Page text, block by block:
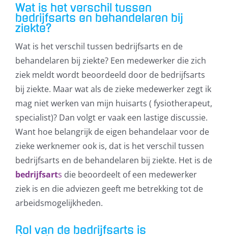
Wat is het verschil tussen
bedrijfsarts en behandelaren bij
ziekte?
Wat is het verschil tussen bedrijfsarts en de
behandelaren bij ziekte? Een medewerker die zich
ziek meldt wordt beoordeeld door de bedrijfsarts
bij ziekte. Maar wat als de zieke medewerker zegt ik
mag niet werken van mijn huisarts ( fysiotherapeut,
specialist)? Dan volgt er vaak een lastige discussie.
Want hoe belangrijk de eigen behandelaar voor de
zieke werknemer ook is, dat is het verschil tussen
bedrijfsarts en de behandelaren bij ziekte. Het is de
bedrijfsarts die beoordeelt of een medewerker
ziek is en die adviezen geeft me betrekking tot de
arbeidsmogelijkheden.
Rol van de bedrijfsarts is